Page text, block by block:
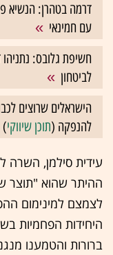
דרמה בטהרן: הנשיא
עם חמינאי
לביטחון
להנפקה (תוכן שיווקי)
עידית סילמן,
ההיתר שהוא "תוצר
לצמצם למינימום
היחידות הפחמיות
ברורות והטמענו